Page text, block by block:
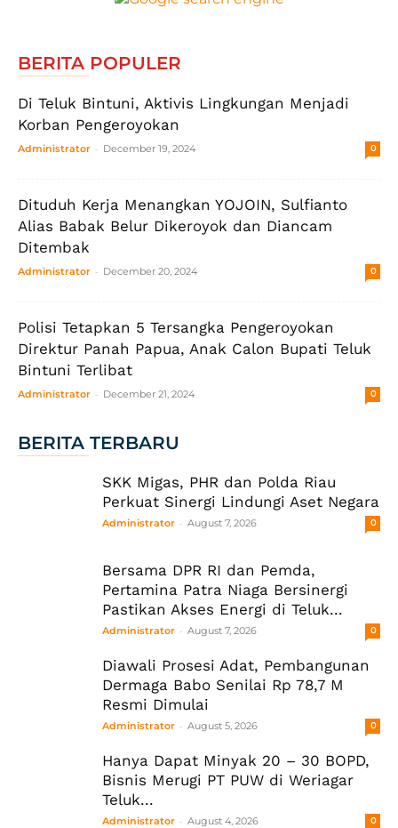
BERITA POPULER
Di Teluk Bintuni, Aktivis Lingkungan Menjadi
Korban Pengeroyokan
Administrator - December 19, 2024 0
Dituduh Kerja Menangkan YOJOIN, Sulfianto
Alias Babak Belur Dikeroyok dan Diancam
Ditembak
Administrator - December 20, 2024 0
Polisi Tetapkan 5 Tersangka Pengeroyokan
Direktur Panah Papua, Anak Calon Bupati Teluk
Bintuni Terlibat
Administrator - December 21, 2024 0
BERITA TERBARU
SKK Migas, PHR dan Polda Riau
Perkuat Sinergi Lindungi Aset Negara
Administrator - August 7, 2026 0
Bersama DPR RI dan Pemda,
Pertamina Patra Niaga Bersinergi
Pastikan Akses Energi di Teluk...
Administrator - August 7, 2026 0
Diawali Prosesi Adat, Pembangunan
Dermaga Babo Senilai Rp 78,7 M
Resmi Dimulai
Administrator - August 5, 2026 0
Hanya Dapat Minyak 20 – 30 BOPD,
Bisnis Merugi PT PUW di Weriagar
Teluk...
Administrator - August 4, 2026 0